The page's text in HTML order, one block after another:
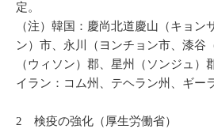
定。
（注）韓国：慶尚北道慶山（キョン
ン）市、永川（ヨンチョン市、漆谷
（ウィソン）郡、星州（ソンジュ）
イラン：コム州、テヘラン州、ギー
2 検疫の強化（厚生労働省）